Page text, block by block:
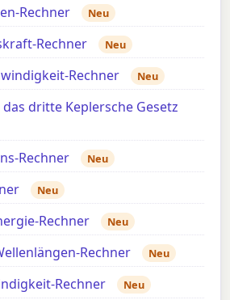
Rechner Neu
Rechner Neu
Rechner Neu
dritte Keplersche Gesetz
Rechner Neu
Neu
Rechner Neu
Rechner Neu
Rechner Neu